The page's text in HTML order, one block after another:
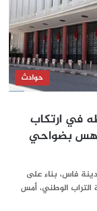
حوادث
في ارتكاب
بضواحي
فاس، بناء على
التراب الوطني، أمس